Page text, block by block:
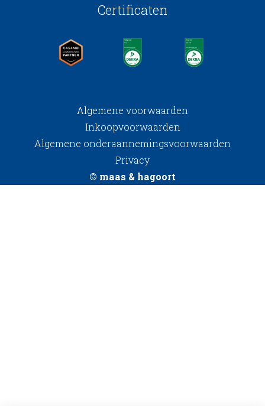
Certificaten
Algemene voorwaarden
Inkoopvoorwaarden
Algemene onderaannemingsvoorwaarden
Privacy
© maas & hagoort